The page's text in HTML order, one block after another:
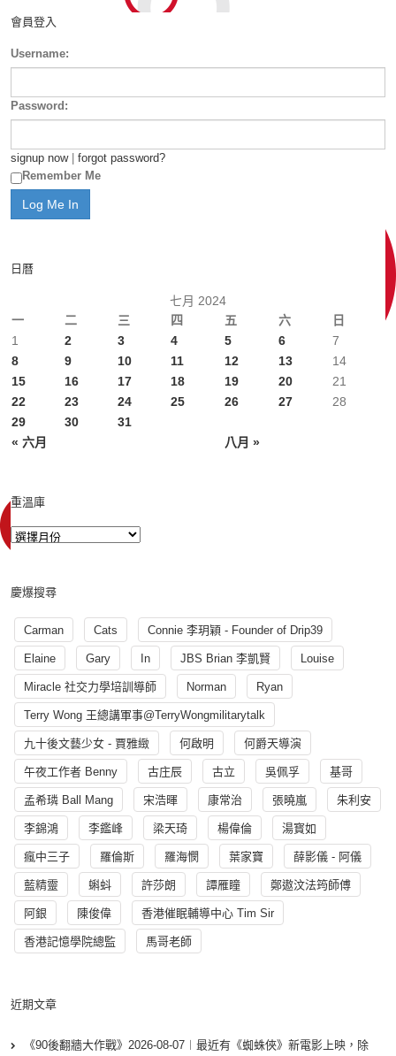
會員登入
Username:
Password:
signup now| forgot password?
Remember Me
日曆
七月 2024
一
二 三 四 五 六 日
« 六月 八月 »
1 2 3 4 5 6
7
8
9 10 11 12 13
14
15
16 17 18 19 20
21
22
23 24 25 26 27
28
29
30 31
重溫庫
慶爆搜尋
Carman Cats Connie 李玥穎 - Founder of Drip39
Elaine Gary In JBS Brian 李凱賢 Louise
Miracle 社交力學培訓導師 Norman Ryan
Terry Wong 王總講軍事@TerryWongmilitarytalk
九十後文藝少女 - 賈雅緻 何啟明 何爵天導演
午夜工作者 Benny 古庄辰 古立 吳佩孚 基哥
孟希璘 Ball Mang 宋浩暉 康常治 張曉嵐 朱利安
李錦鴻 李鑑峰 梁天琦 楊偉倫 湯寳如
瘋中三子 羅倫斯 羅海憫 葉家寶 薛影儀 - 阿儀
藍精靈 蝌蚪 許莎朗 譚雁瞳 鄭遨汶法筠師傅
阿銀 陳俊偉 香港催眠輔導中心 Tim Sir
香港記憶學院總監 馬哥老師
近期文章
《90後翻牆大作戰》2026-08-07︱最近有《蜘蛛俠》新電影上映，除